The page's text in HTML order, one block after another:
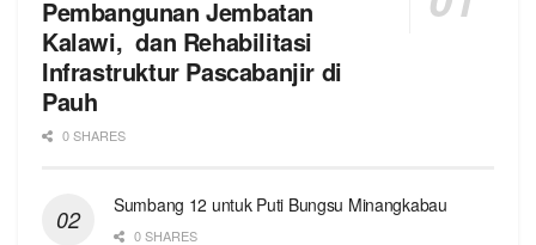
Pembangunan Jembatan
Kalawi, dan Rehabilitasi
Infrastruktur Pascabanjir di
Pauh
0 SHARES
Sumbang 12 untuk Puti Bungsu Minangkabau
0 SHARES